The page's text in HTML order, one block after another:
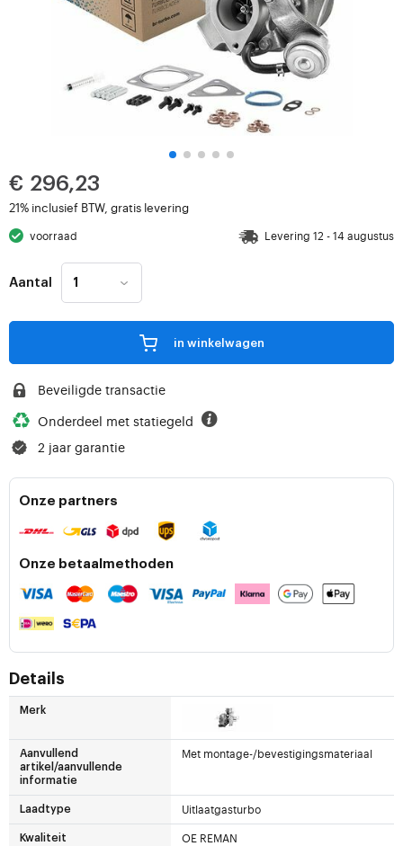
€ 296,23
21% inclusief BTW, gratis levering
voorraad Levering 12 - 14 augustus
Aantal
in winkelwagen
Beveiligde transactie
Onderdeel met statiegeld
2 jaar garantie
Onze partners
Onze betaalmethoden
Details
Merk
Aanvullend
artikel/aanvullende
informatie
Met montage-/bevestigingsmateriaal
Laadtype Uitlaatgasturbo
Kwaliteit OE REMAN